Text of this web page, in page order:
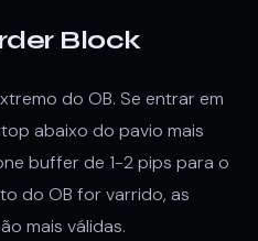
Block
do OB. Se entrar em
abaixo do pavio mais
buffer de 1-2 pips para o
do OB for varrido, as
mais válidas.